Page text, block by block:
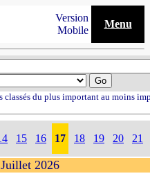
Version
Mobile
Menu
classés du plus important au moins
15 16 17 18 19 20 21
Juillet 2026